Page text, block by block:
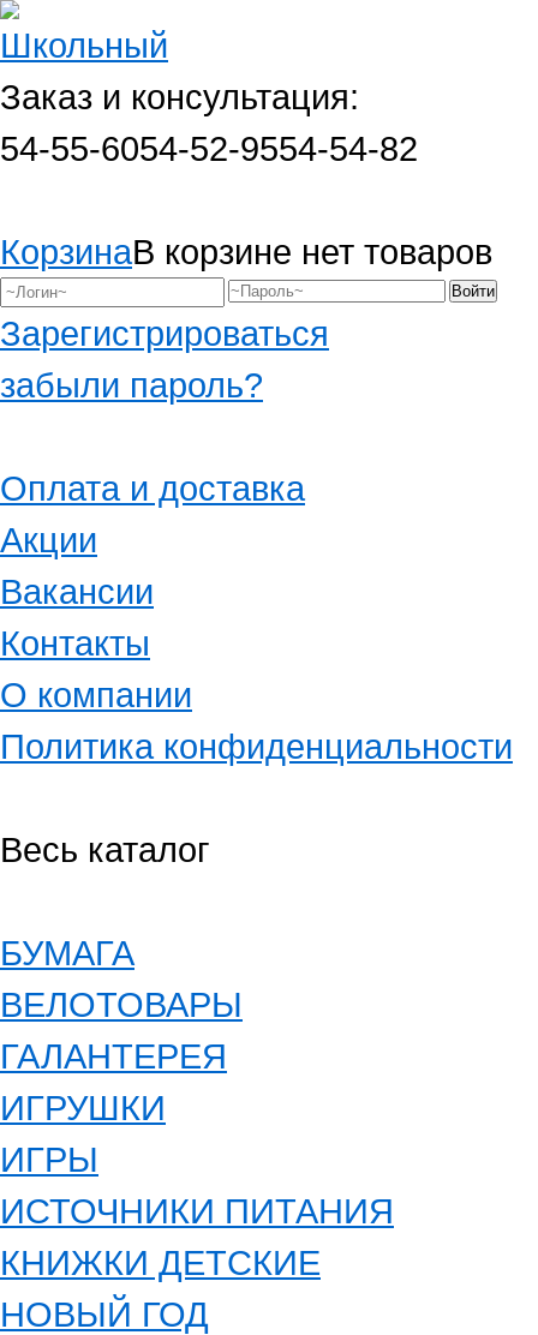
Заказ и консультация:
54-55-6054-52-9554-54-82
КорзинаВ корзине нет товаров
Зарегистрироваться
забыли пароль?
Оплата и доставка
Акции
Вакансии
Контакты
О компании
Политика конфиденциальности
Весь каталог
БУМАГА
ВЕЛОТОВАРЫ
ГАЛАНТЕРЕЯ
ИГРУШКИ
ИГРЫ
ИСТОЧНИКИ ПИТАНИЯ
КНИЖКИ ДЕТСКИЕ
НОВЫЙ ГОД